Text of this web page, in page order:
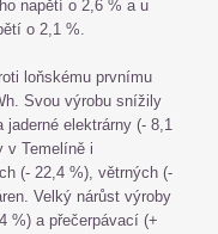
napětí o 2,6 % a u
o 2,1 %.
loňskému prvnímu
Svou výrobu snížily
elektrárny (- 8,1
v Temelíně i
(- 22,4 %), větrných (-
Velký nárůst výroby
%) a přečerpávací (+